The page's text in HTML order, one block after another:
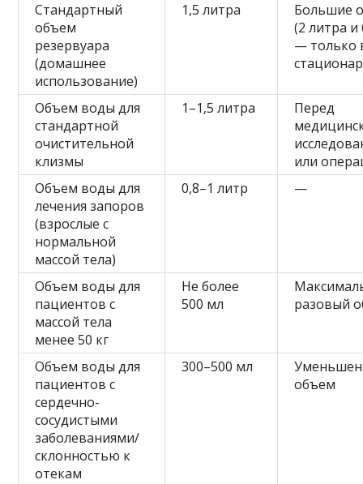
Стандартный
объем
резервуара
(домашнее
использование)
1,5 литра
Большие
(2 литра и
— только
Объем воды для
стандартной
очистительной
клизмы
1–1,5 литра
Перед
или
Объем воды для
лечения запоров
(взрослые с
нормальной
массой тела)
0,8–1 литр —
Объем воды для
пациентов с
массой тела
менее 50 кг
Не более
500 мл
разовый
Объем воды для
пациентов с
сердечно-
сосудистыми
заболеваниями/
склонностью к
отекам
300–500 мл
объем